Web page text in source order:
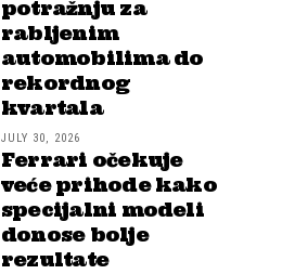
potražnju za
rabljenim
automobilima do
rekordnog
kvartala
JULY 30, 2026
Ferrari očekuje
veće prihode kako
specijalni modeli
donose bolje
rezultate